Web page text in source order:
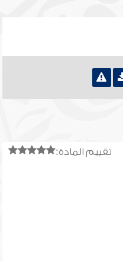
تقييم المادة: